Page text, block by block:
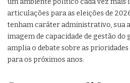
articulações para as eleições de
tenham caráter administrativo, sua
imagem de capacidade de gestão do
amplia o debate sobre as prioridades
para os próximos anos.